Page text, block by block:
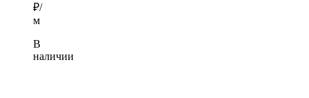
₽/
м
В
наличии